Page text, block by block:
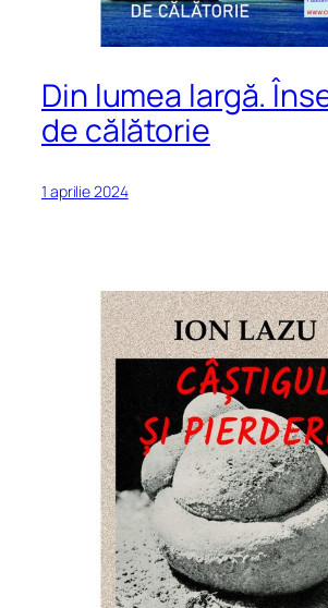
Din lumea largă.
de călătorie
1 aprilie 2024